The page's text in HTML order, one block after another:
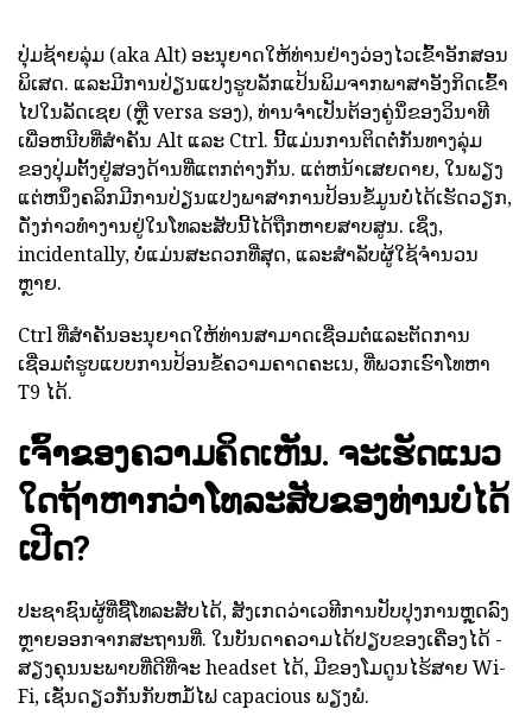
ປຸ່ມຊ້າຍລຸ່ມ (aka Alt) ອະນຸຍາດໃຫ້ທ່ານຢ່າງວ່ອງໄວເຂົ້າອັກສອນ
ພິເສດ. ແລະມີການປ່ຽນແປງຮູບລັກແປ້ນພິມຈາກພາສາອັງກິດເຂົ້າ
ໄປໃນລັດເຊຍ (ຫຼື versa ຮອງ), ທ່ານຈໍາເປັນຕ້ອງຄູ່ນ່ຶຂອງວິນາທີ
ເພື່ອຫນີບທີ່ສໍາຄັນ Alt ແລະ Ctrl. ນີ້ແມ່ນການຕິດຕໍ່ກັນທາງລຸ່ມ
ຂອງປຸ່ມຕັ້ງຢູ່ສອງດ້ານທີ່ແຕກຕ່າງກັນ. ແຕ່ຫນ້າເສຍດາຍ, ໃນພຽງ
ແຕ່ຫນຶ່ງຄລິກມີການປ່ຽນແປງພາສາການປ້ອນຂໍ້ມູນບໍ່ໄດ້ເຮັດວຽກ,
ດັ່ງກ່າວທໍາງານຢູ່ໃນໂທລະສັບນີ້ໄດ້ຖືກຫາຍສາບສູນ. ເຊິ່ງ,
incidentally, ບໍ່ແມ່ນສະດວກທີ່ສຸດ, ແລະສໍາລັບຜູ້ໃຊ້ຈໍານວນ
ຫຼາຍ.
Ctrl ທີ່ສໍາຄັນອະນຸຍາດໃຫ້ທ່ານສາມາດເຊື່ອມຕໍ່ແລະຕັດການ
ເຊື່ອມຕໍ່ຮູບແບບການປ້ອນຂໍ້ຄວາມຄາດຄະເນ, ທີ່ພວກເຮົາໂທຫາ
T9 ໄດ້.
ເຈົ້າຂອງຄວາມຄິດເຫັນ. ຈະເຮັດແນວ
ໃດຖ້າຫາກວ່າໂທລະສັບຂອງທ່ານບໍ່ໄດ້
ເປີດ?
ປະຊາຊົນຜູ້ທີ່ຊື້ໂທລະສັບໄດ້, ສັງເກດວ່າເວທີການປັບປຸງການຫຼຸດລົງ
ຫຼາຍອອກຈາກສະຖານທີ່. ໃນບັນດາຄວາມໄດ້ປຽບຂອງເຄື່ອງໄດ້ -
ສຽງຄຸນນະພາບທີ່ດີທີ່ຈະ headset ໄດ້, ມີຂອງໂມດູນໄຮ້ສາຍ Wi-
Fi, ເຊັ່ນດຽວກັນກັບຫມໍ້ໄຟ capacious ພຽງພໍ.